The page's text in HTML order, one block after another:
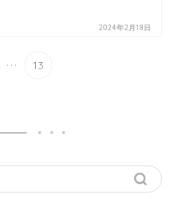
2024年2月18日
... 13